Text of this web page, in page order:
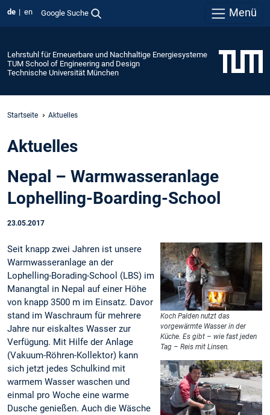
de en Google Suche Menü
Lehrstuhl für Erneuerbare und Nachhaltige Energiesysteme
TUM School of Engineering and Design
Technische Universität München
Startseite Aktuelles
Aktuelles
Nepal – Warmwasseranlage
Lophelling-Boarding-School
23.05.2017
Koch Palden nutzt das
vorgewärmte Wasser in der
Küche. Es gibt – wie fast jeden
Tag – Reis mit Linsen.
Seit knapp zwei Jahren ist unsere
Warmwasseranlage an der
Lophelling-Borading-School (LBS) im
Manangtal in Nepal auf einer Höhe
von knapp 3500 m im Einsatz. Davor
stand im Waschraum für mehrere
Jahre nur eiskaltes Wasser zur
Verfügung. Mit Hilfe der Anlage
(Vakuum-Röhren-Kollektor) kann
sich jetzt jedes Schulkind mit
warmem Wasser waschen und
einmal pro Woche eine warme
Dusche genießen. Auch die Wäsche